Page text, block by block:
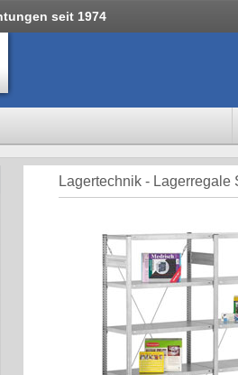
seit 1974
Lagertechnik - Lagerregale